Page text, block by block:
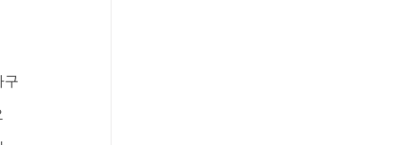
구